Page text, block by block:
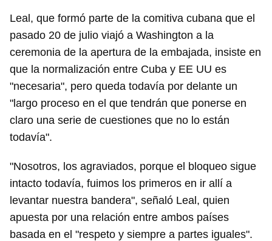
Leal, que formó parte de la comitiva cubana que el
pasado 20 de julio viajó a Washington a la
ceremonia de la apertura de la embajada, insiste en
que la normalización entre Cuba y EE UU es
"necesaria", pero queda todavía por delante un
"largo proceso en el que tendrán que ponerse en
claro una serie de cuestiones que no lo están
todavía".
"Nosotros, los agraviados, porque el bloqueo sigue
intacto todavía, fuimos los primeros en ir allí a
levantar nuestra bandera", señaló Leal, quien
apuesta por una relación entre ambos países
basada en el "respeto y siempre a partes iguales".